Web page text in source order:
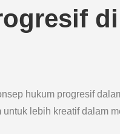
di
hukum progresif
lebih kreatif dalam